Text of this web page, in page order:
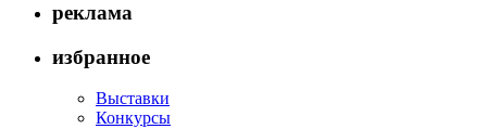
реклама
избранное
Выставки
Конкурсы